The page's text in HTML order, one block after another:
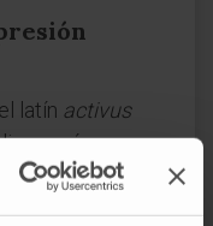
latín activus
aquí para